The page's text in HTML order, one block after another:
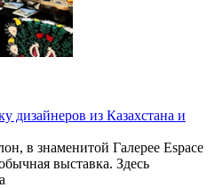
дизайнеров из Казахстана и
в знаменитой Галерее Espace
выставка. Здесь